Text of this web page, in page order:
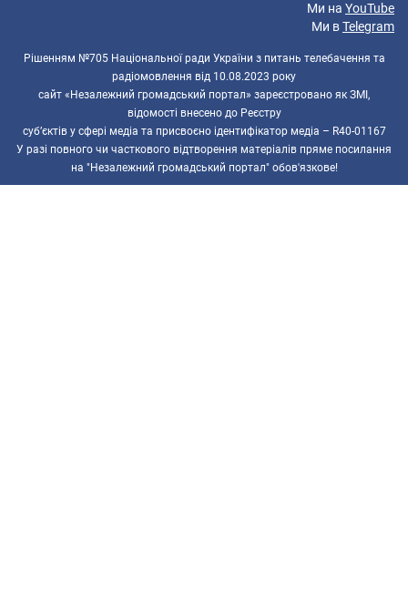
Ми на YouTube
Ми вTelegram
Рішенням №705 Національної ради України з питань телебачення та
радіомовлення від 10.08.2023 року
сайт «Незалежний громадський портал» зареєстровано як ЗМІ,
відомості внесено до Реєстру
суб’єктів у сфері медіа та присвоєно ідентифікатор медіа – R40-01167
У разі повного чи часткового відтворення матеріалів пряме посилання
на "Незалежний громадський портал" обов'язкове!